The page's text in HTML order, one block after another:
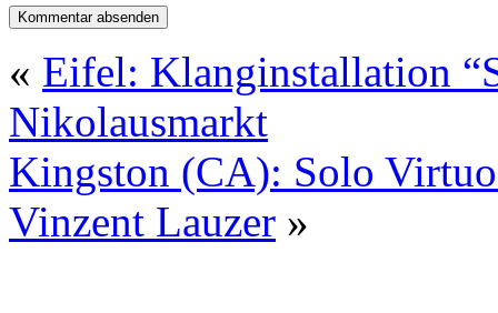
« Eifel: Klanginstallation
Nikolausmarkt
Kingston (CA): Solo
Vinzent Lauzer »